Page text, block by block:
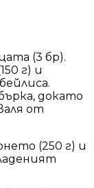
(3 бр).
г) и
докато
от
(250 г) и